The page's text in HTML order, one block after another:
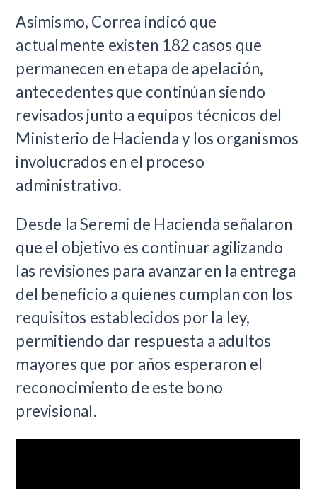
Asimismo, Correa indicó que
actualmente existen 182 casos que
permanecen en etapa de apelación,
antecedentes que continúan siendo
revisados junto a equipos técnicos del
Ministerio de Hacienda y los organismos
involucrados en el proceso
administrativo.
Desde la Seremi de Hacienda señalaron
que el objetivo es continuar agilizando
las revisiones para avanzar en la entrega
del beneficio a quienes cumplan con los
requisitos establecidos por la ley,
permitiendo dar respuesta a adultos
mayores que por años esperaron el
reconocimiento de este bono
previsional.